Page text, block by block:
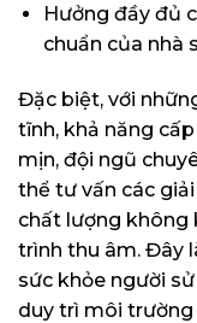
Hưởng đầy đủ
chuẩn của nhà
Đặc biệt, với
tĩnh, khả năng
mịn, đội ngũ
thể tư vấn các
chất lượng không
trình thu âm. Đây
sức khỏe người
duy trì môi